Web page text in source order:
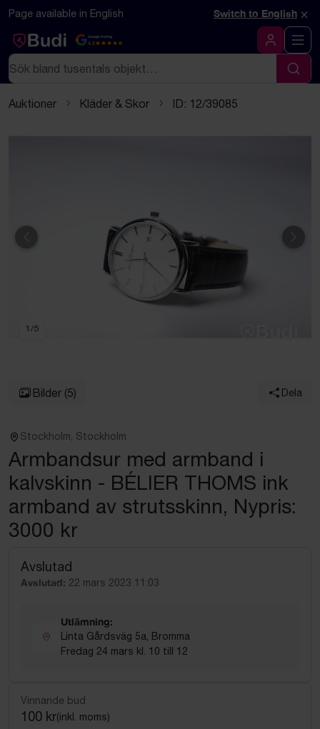
Hoppa till innehåll
Textbaserad (markdown) version av denna sida
Page available in English Switch to English ×
Google Rating
4.5
Logga in
Sök
Sök
Auktioner Kläder & Skor ID: 12/39085
Föregående
1 /5
Bilder (5) Dela
Stockholm, Stockholm
Armbandsur med armband i
kalvskinn - BÉLIER THOMS ink
armband av strutsskinn, Nypris:
3000 kr
Avslutad
Avslutad: 22 mars 2023 11:03
Utlämning:
Linta Gårdsväg 5a, Bromma
Fredag 24 mars kl. 10 till 12
Vinnande bud
100 kr(inkl. moms)